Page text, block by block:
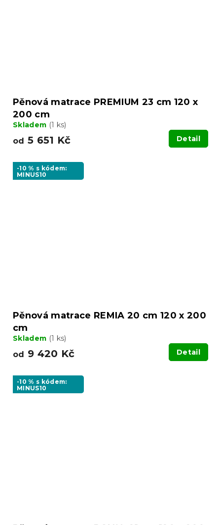
Pěnová matrace PREMIUM 23 cm 120 x
200 cm
Skladem (1 ks)
od 5 651 Kč Detail
-10 % s kódem:
MINUS10
Pěnová matrace REMIA 20 cm 120 x 200
cm
Skladem (1 ks)
od 9 420 Kč Detail
-10 % s kódem:
MINUS10